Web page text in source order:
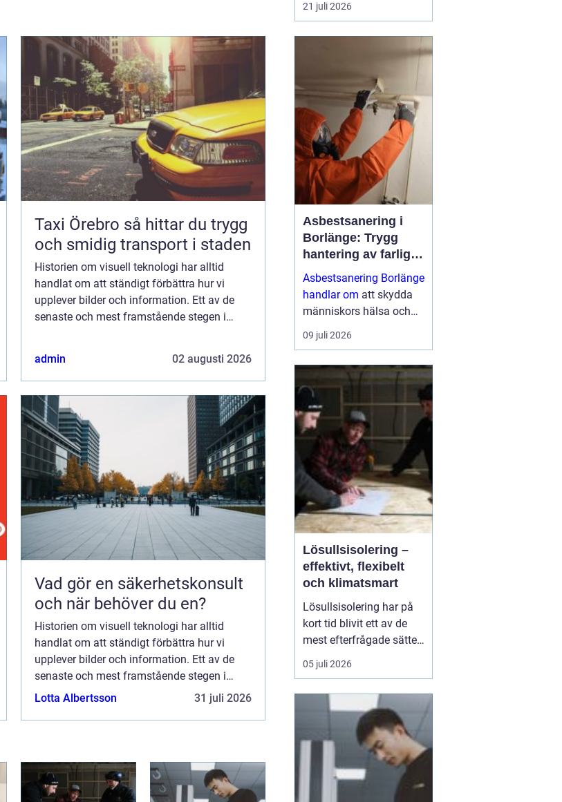
Taxi Örebro så hittar du trygg
och smidig transport i staden
Historien om visuell teknologi har alltid
handlat om att ständigt förbättra hur vi
upplever bilder och information. Ett av de
senaste och mest framstående stegen i
admin 02 augusti 2026
Vad gör en säkerhetskonsult
och när behöver du en?
Historien om visuell teknologi har alltid
handlat om att ständigt förbättra hur vi
upplever bilder och information. Ett av de
senaste och mest framstående stegen i
denna utveckling är introduktionen av LED-
Lotta Albertsson 31 juli 2026
under sommarhalvåret. I
där solen kan steka hårt
ena dagen och vinden ta
i nästa, är rätt solskydd
avgörande för att
uteplatsen ska använd...
21 juli 2026
Asbestsanering i
Borlänge: Trygg
hantering av farliga
fibrer
Asbestsanering Borlänge
handlar om att skydda
människors hälsa och
skapa säkra miljöer i
bostäder, skolor,
Nä...
09 juli 2026
Lösullsisolering –
effektivt, flexibelt
och klimatsmart
Lösullsisolering har på
kort tid blivit ett av de
mest efterfrågade sätten
att isolera vindar, tak och
svåråtkomliga
bygger på att man blåser
in isolerande material
ofta cellulosa, tr&au...
05 juli 2026